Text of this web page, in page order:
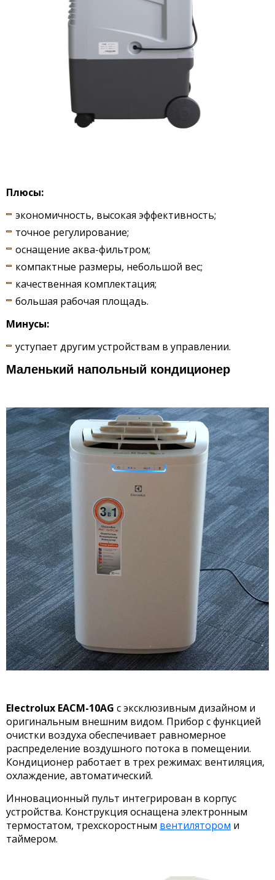
Плюсы:
экономичность, высокая эффективность;
точное регулирование;
оснащение аква-фильтром;
компактные размеры, небольшой вес;
качественная комплектация;
большая рабочая площадь.
Минусы:
уступает другим устройствам в управлении.
Маленький напольный кондиционер
Electrolux EACM-10AG с эксклюзивным дизайном и
оригинальным внешним видом. Прибор с функцией
очистки воздуха обеспечивает равномерное
распределение воздушного потока в помещении.
Кондиционер работает в трех режимах: вентиляция,
охлаждение, автоматический.
Инновационный пульт интегрирован в корпус
устройства. Конструкция оснащена электронным
термостатом, трехскоростным вентилятором и
таймером.